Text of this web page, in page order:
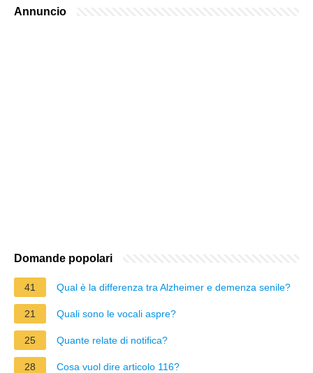
Annuncio
Domande popolari
41 Qual è la differenza tra Alzheimer e demenza senile?
21 Quali sono le vocali aspre?
25 Quante relate di notifica?
28 Cosa vuol dire articolo 116?